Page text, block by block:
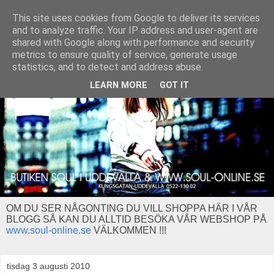
OM DU SER NÅGONTING DU VILL SHOPPA HÄR I VÅR
BLOGG SÅ KAN DU ALLTID BESÖKA VÅR WEBSHOP PÅ
www.soul-online.se VÄLKOMMEN !!!
tisdag 3 augusti 2010
This site uses cookies from Google to deliver its services
and to analyze traffic. Your IP address and user-agent are
shared with Google along with performance and security
metrics to ensure quality of service, generate usage
statistics, and to detect and address abuse.
LEARN MORE GOT IT